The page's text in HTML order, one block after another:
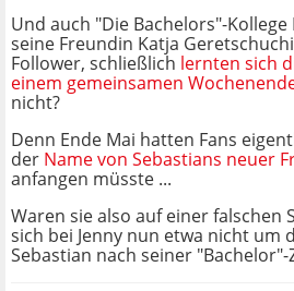
Und auch "Die Bachelors"-
seine Freundin Katja
Follower, schließlich lernten sich
einem gemeinsamen
nicht?
Denn Ende Mai hatten Fans
der Name von Sebastians neuer
anfangen müsste ...
Waren sie also auf einer falschen
sich bei Jenny nun etwa nicht um
Sebastian nach seiner